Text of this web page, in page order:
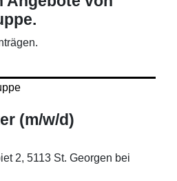
.
(m/w/d)
2, 5113 St. Georgen bei